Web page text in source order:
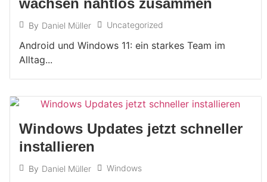
wachsen nahtlos zusammen
By Daniel Müller Uncategorized
Android und Windows 11: ein starkes Team im
Alltag...
Windows Updates jetzt schneller
installieren
By Daniel Müller Windows